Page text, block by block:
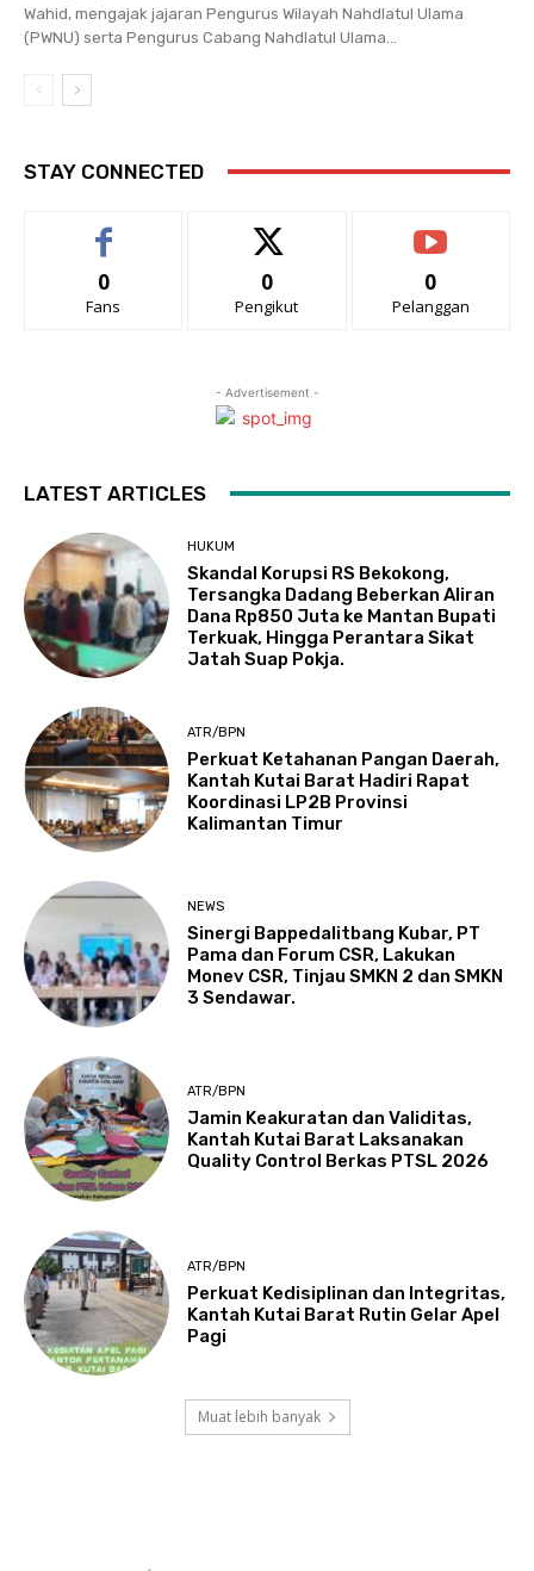
Wahid, mengajak jajaran Pengurus Wilayah Nahdlatul Ulama
(PWNU) serta Pengurus Cabang Nahdlatul Ulama...
STAY CONNECTED
0
Fans
0
Pengikut
0
Pelanggan
- Advertisement -
LATEST ARTICLES
HUKUM
Skandal Korupsi RS Bekokong,
Tersangka Dadang Beberkan Aliran
Dana Rp850 Juta ke Mantan Bupati
Terkuak, Hingga Perantara Sikat
Jatah Suap Pokja.
ATR/BPN
Perkuat Ketahanan Pangan Daerah,
Kantah Kutai Barat Hadiri Rapat
Koordinasi LP2B Provinsi
Kalimantan Timur
NEWS
Sinergi Bappedalitbang Kubar, PT
Pama dan Forum CSR, Lakukan
Monev CSR, Tinjau SMKN 2 dan SMKN
3 Sendawar.
ATR/BPN
Jamin Keakuratan dan Validitas,
Kantah Kutai Barat Laksanakan
Quality Control Berkas PTSL 2026
ATR/BPN
Perkuat Kedisiplinan dan Integritas,
Kantah Kutai Barat Rutin Gelar Apel
Pagi
Muat lebih banyak